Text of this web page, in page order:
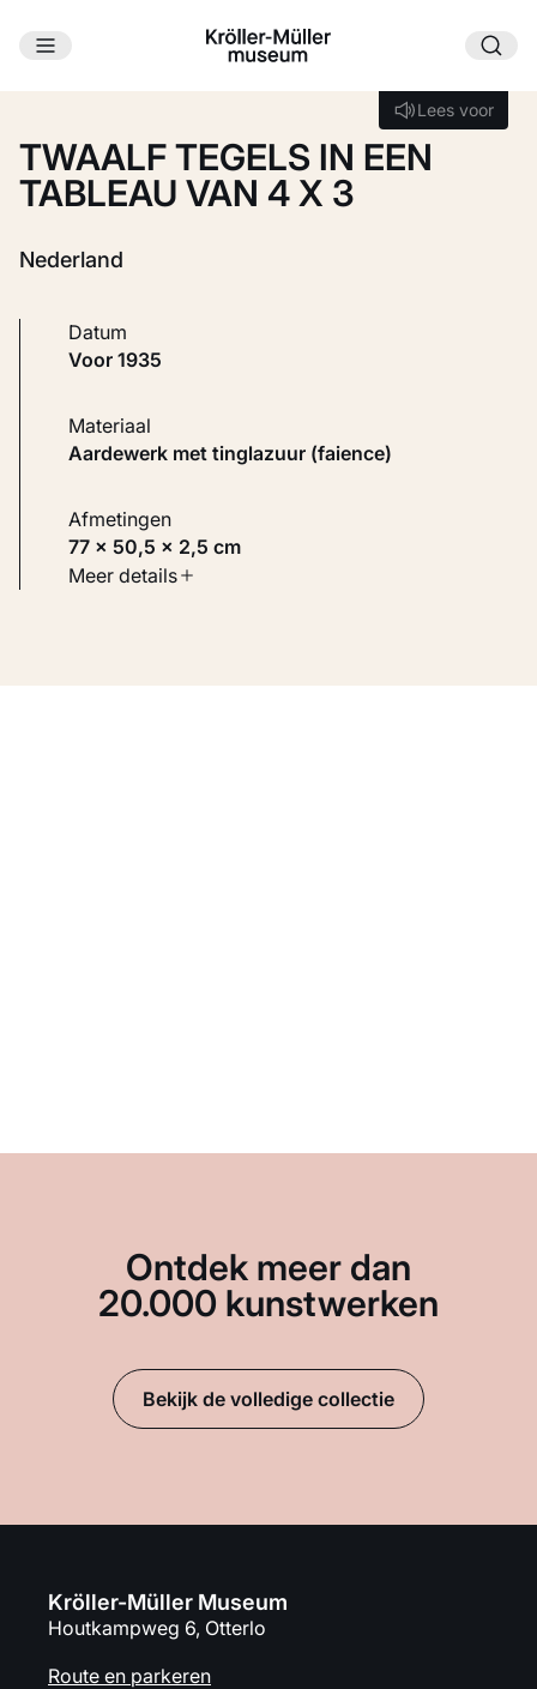
Ga naar hoofdinhoud
Lees voor
Lees voor
TWAALF TEGELS IN EEN
TABLEAU VAN 4 X 3
Nederland
Datum
voor 1935
Materiaal
Aardewerk met tinglazuur (faience)
Afmetingen
77 × 50,5 × 2,5 cm
Soort werk
Meer details
Ontdek meer dan
20.000 kunstwerken
Bekijk de volledige collectie
Kröller-Müller Museum
Houtkampweg 6, Otterlo
Route en parkeren